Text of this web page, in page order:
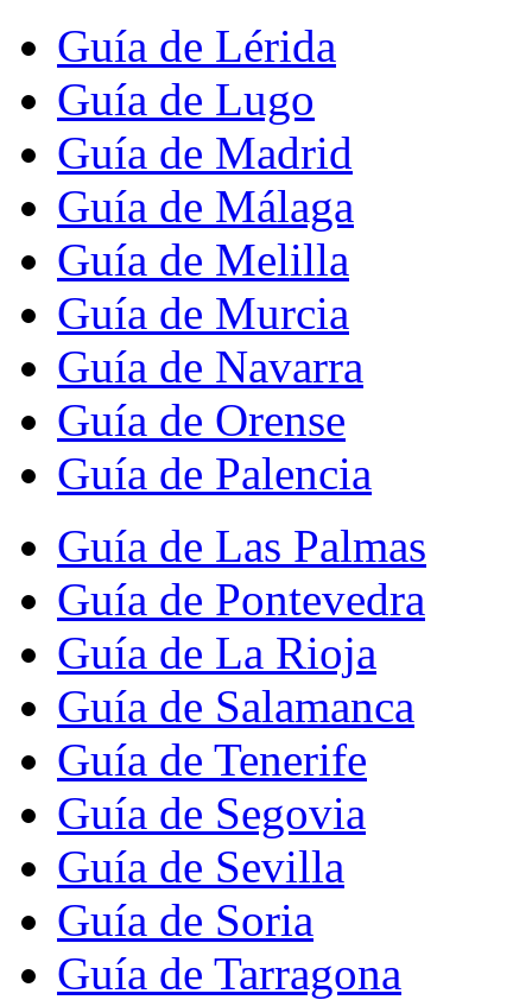
Guía de Lérida
Guía de Lugo
Guía de Madrid
Guía de Málaga
Guía de Melilla
Guía de Murcia
Guía de Navarra
Guía de Orense
Guía de Palencia
Guía de Las Palmas
Guía de Pontevedra
Guía de La Rioja
Guía de Salamanca
Guía de Tenerife
Guía de Segovia
Guía de Sevilla
Guía de Soria
Guía de Tarragona